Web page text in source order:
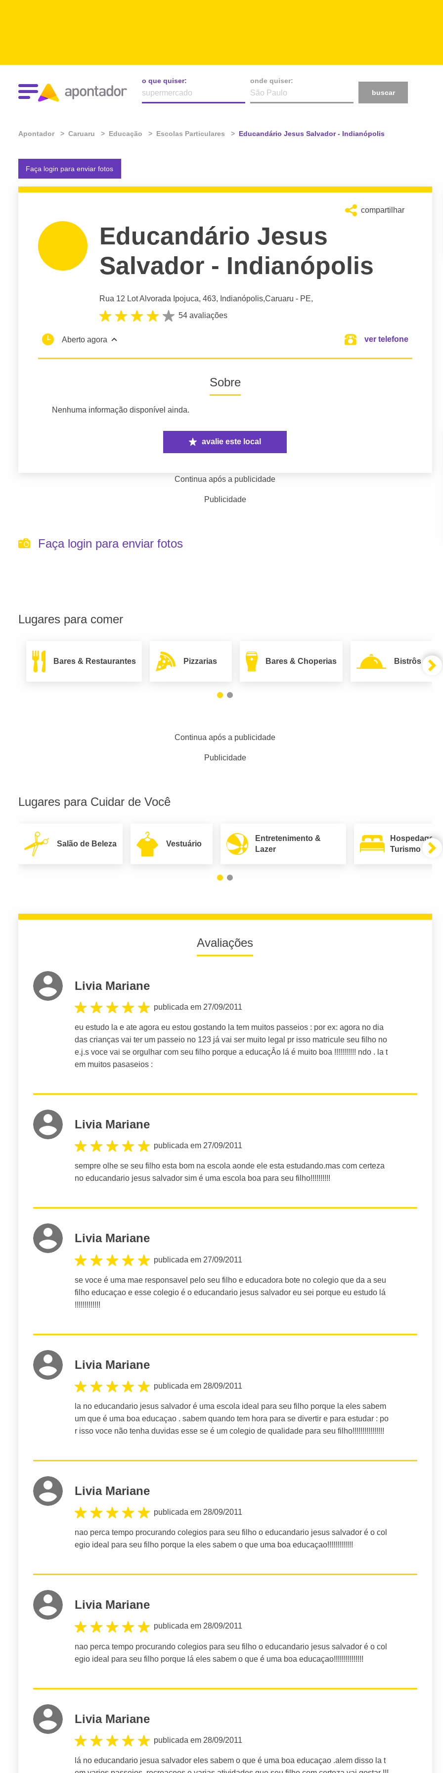
o que quiser:
onde quiser:
buscar
Apontador Caruaru Educação Escolas Particulares Atual:
Educandário Jesus Salvador - Indianópolis
Faça login para enviar fotos
compartilhar
Educandário Jesus
Salvador - Indianópolis
Rua 12 Lot Alvorada Ipojuca, 463, Indianópolis,Caruaru - PE,
54 avaliações
Aberto agora ver telefone
Sobre
Nenhuma informação disponível ainda.
avalie este local
Continua após a publicidade
Publicidade
Faça login para enviar fotos
Lugares para comer
Bares & Restaurantes Pizzarias Bares & Choperias Bistrôs
Continua após a publicidade
Publicidade
Lugares para Cuidar de Você
Salão de Beleza Vestuário
Entretenimento &
Lazer
Hospedagem
Turismo
Avaliações
Livia Mariane
publicada em 27/09/2011
eu estudo la e ate agora eu estou gostando la tem muitos passeios : por ex: agora no dia
das crianças vai ter um passeio no 123 já vai ser muito legal pr isso matricule seu filho no
e.j.s voce vai se orgulhar com seu filho porque a educaçÂo lá é muito boa !!!!!!!!!!! ndo . la t
em muitos pasaseios :
Livia Mariane
publicada em 27/09/2011
sempre olhe se seu filho esta bom na escola aonde ele esta estudando.mas com certeza
no educandario jesus salvador sim é uma escola boa para seu filho!!!!!!!!!!
Livia Mariane
publicada em 27/09/2011
se voce é uma mae responsavel pelo seu filho e educadora bote no colegio que da a seu
filho educaçao e esse colegio é o educandario jesus salvador eu sei porque eu estudo lá
!!!!!!!!!!!!!
Livia Mariane
publicada em 28/09/2011
la no educandario jesus salvador é uma escola ideal para seu filho porque la eles sabem
um que é uma boa educaçao . sabem quando tem hora para se divertir e para estudar : po
r isso voce não tenha duvidas esse se é um colegio de qualidade para seu filho!!!!!!!!!!!!!!!!
Livia Mariane
publicada em 28/09/2011
nao perca tempo procurando colegios para seu filho o educandario jesus salvador é o col
egio ideal para seu filho porque la eles sabem o que uma boa educaçao!!!!!!!!!!!!!
Livia Mariane
publicada em 28/09/2011
nao perca tempo procurando colegios para seu filho o educandario jesus salvador é o col
egio ideal para seu filho porque lá eles sabem o que é uma boa educaçao!!!!!!!!!!!!!!!
Livia Mariane
publicada em 28/09/2011
lá no educandario jesua salvador eles sabem o que é uma boa educaçao .alem disso la t